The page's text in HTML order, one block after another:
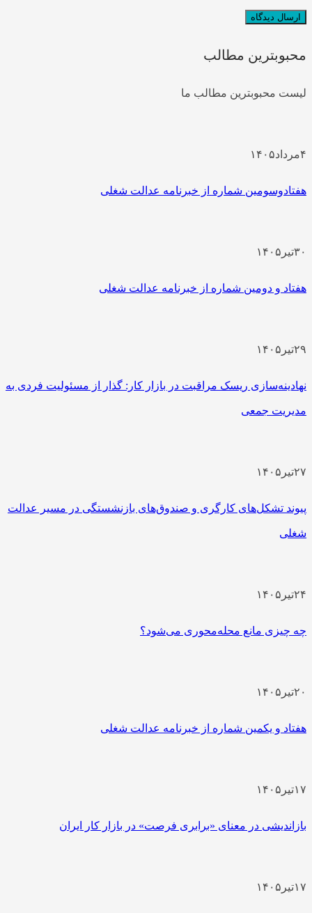
محبوبترین مطالب
لیست محبوبترین مطالب ما
۴مرداد۱۴۰۵
هفتادوسومین شماره از خبرنامه عدالت شغلی
۳۰تیر ۱۴۰۵
هفتاد و دومین شماره از خبرنامه عدالت شغلی
۲۹تیر ۱۴۰۵
نهادینه‌سازی ریسک مراقبت در بازار کار: گذار از مسئولیت فردی به
مدیریت جمعی
۲۷تیر ۱۴۰۵
پیوند تشکل‌های کارگری و صندوق‌های بازنشستگی در مسیر عدالت
شغلی
۲۴تیر ۱۴۰۵
چه چیزی مانع محله‌محوری می‌شود؟
۲۰تیر ۱۴۰۵
هفتاد و یکمین شماره از خبرنامه عدالت شغلی
۱۷تیر ۱۴۰۵
بازاندیشی در معنای «برابری فرصت» در بازار کار ایران
۱۷تیر ۱۴۰۵